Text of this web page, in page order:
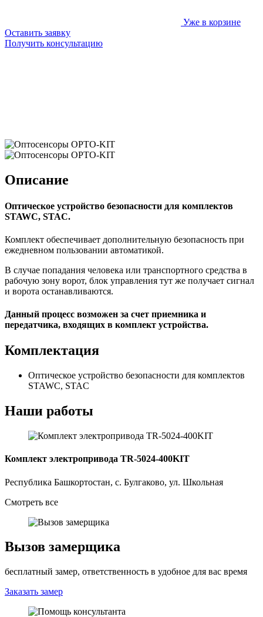
Уже в корзине
Оставить заявку
Получить консультацию
Описание
Оптическое устройство безопасности для комплектов
STAWC, STAC.
Комплект обеспечивает дополнительную безопасность при
ежедневном пользовании автоматикой.
В случае попадания человека или транспортного средства в
рабочую зону ворот, блок управления тут же получает сигнал
и ворота останавливаются.
Данный процесс возможен за счет приемника и
передатчика, входящих в комплект устройства.
Комплектация
Оптическое устройство безопасности для комплектов
STAWC, STAC
Наши работы
Комплект электропривода TR-5024-400KIT
Республика Башкортостан, с. Булгаково, ул. Школьная
Смотреть все
Вызов замерщика
бесплатный замер, ответственность в удобное для вас время
Заказать замер